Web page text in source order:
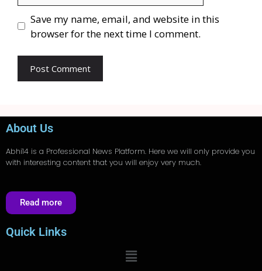
Save my name, email, and website in this
browser for the next time I comment.
About Us
Abhi14 is a Professional News Platform. Here we will only provide you
with interesting content that you will enjoy very much.
Read more
Quick Links